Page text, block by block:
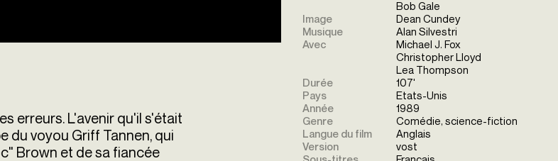
erreurs. L'avenir qu'il s'était
du voyou Griff Tannen, qui
Brown et de sa fiancée
Bob Gale
Image
Dean Cundey
Musique
Alan Silvestri
Avec
Michael J. Fox
Christopher Lloyd
Lea Thompson
Durée
107'
Pays
Etats-Unis
Année
1989
Genre
Comédie, science-fiction
Langue du film
Anglais
Version
vost